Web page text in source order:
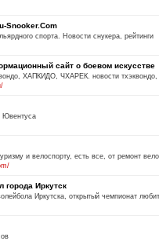
Snooker.Com
спорта. Новости снукера, рейтинги
сайт о боевом искусстве
ХАПКИДО, ЧХАРЕК. новости тхэквондо,
Ювентуса
и велоспорту, есть все, от ремонт
города Иркутск
Иркутска, открытый чемпионат